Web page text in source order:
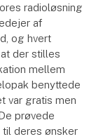
radioløsning
af
og hvert
der stilles
mellem
benyttede
var gratis men
prøvede
deres ønsker